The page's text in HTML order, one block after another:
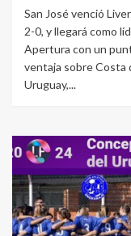
San José venció
2-0, y llegará como
Apertura con un
ventaja sobre Costa
Uruguay,...